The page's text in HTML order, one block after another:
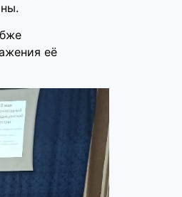
её